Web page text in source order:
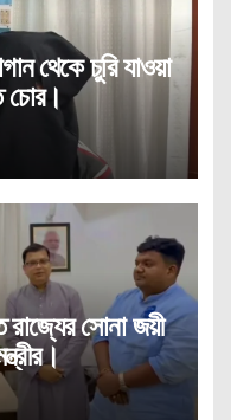
থেকে চুরি যাওয়া
চোর।
সোনা জয়ী